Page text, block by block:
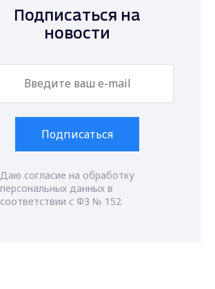
Подписаться на
новости
Подписаться
Даю согласие на обработку
персональных данных в
соответствии с ФЗ № 152